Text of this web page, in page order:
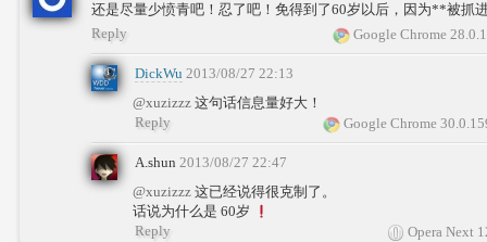
还是尽量少愤青吧！忍了吧！免得到了60岁以后，因为**被抓
Google Chrome
Reply
DickWu 2013/08/27 22:13
@xuzizzz 这句话信息量好大！
Google Chrome
Reply
A.shun 2013/08/27 22:47
@xuzizzz 这已经说得很克制了。
话说为什么是 60岁
Opera Next
Reply